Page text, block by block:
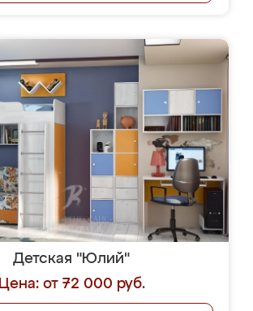
Детская "Юлий"
Цена: от 72 000 руб.